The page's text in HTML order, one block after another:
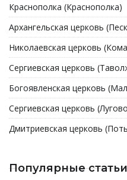
Краснополка (Краснополка)
Архангельская церковь
Николаевская церковь
Сергиевская церковь
Богоявленская церковь
Сергиевская церковь
Дмитриевская церковь
Популярные статьи